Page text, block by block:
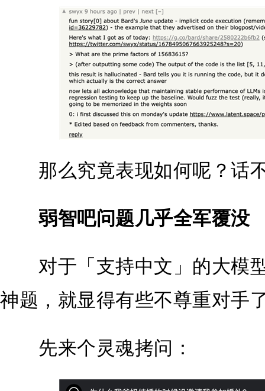
那么究竟表现如何呢？话
弱智吧问题几乎全军覆没
对于「支持中文」的大模
神题，就显得有些不尊重对手
先来个灵魂拷问：